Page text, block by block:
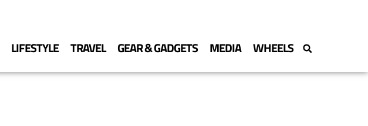
LIFESTYLE TRAVEL GEAR & GADGETS MEDIA WHEELS